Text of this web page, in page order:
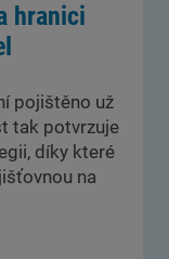
hranici
pojištěno už
tak potvrzuje
díky které
na